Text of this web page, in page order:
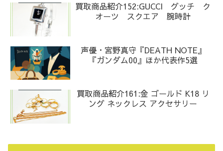
買取商品紹介152:GUCCI グッチ ク
オーツ スクエア 腕時計
声優・宮野真守『DEATH NOTE』
『ガンダム00』ほか代表作5選
買取商品紹介161:金 ゴールド K18 リ
ング ネックレス アクセサリー